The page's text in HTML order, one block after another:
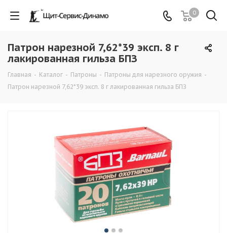
0
Патрон нарезной 7,62*39 эксп. 8 г
лакированная гильза БПЗ
Главная - Каталог - Патроны - Патроны для нарезного оружия -
Патрон нарезной 7,62*39 эксп. 8 г лакированная гильза БПЗ